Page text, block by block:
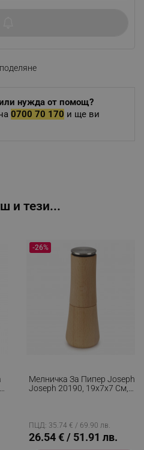
нужда от помощ?
0700 70 170 и ще ви
и тези...
Мелничка За Пипер Joseph
Joseph 20190, 19x7x7 См,
-26%
ПЦД: 35.74 € / 69.90 лв.
26.54 € / 51.91 лв.